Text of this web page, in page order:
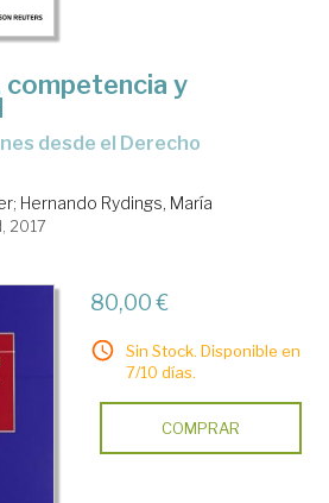
y
; Hernando Rydings, María
2017
80,00 €
Sin Stock. Disponible en
7/10 días.
COMPRAR